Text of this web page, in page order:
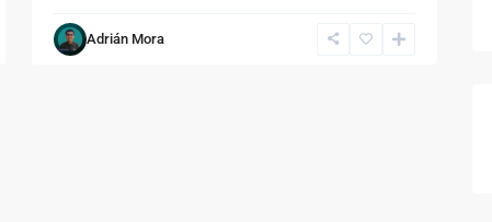
Adrián Mora